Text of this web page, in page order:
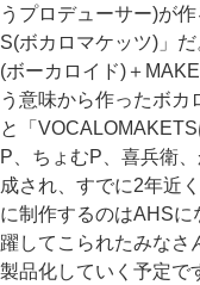
うプロデューサー)が
S(ボカロマケッツ)」
(ボーカロイド)＋
う意味から作ったボカ
と「
P、ちょむP、喜兵衛
成され、すでに2年近
に制作するのはAHS
躍してこられたみなさ
製品化していく予定で